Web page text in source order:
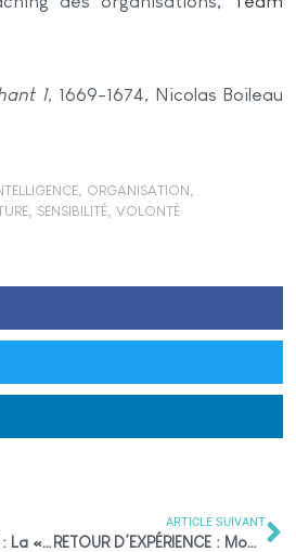
1, 1669-1674, Nicolas Boileau
ORGANISATION
SENSIBILITÉ VOLONTÉ
RETOUR D’EXPERIENCE : La « Magie » du collectif
ARTICLE SUIVANT
RETOUR D’EXPÉRIENCE : Moment de solitude